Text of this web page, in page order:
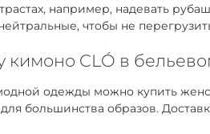
например, надевать
чтобы не
кимоно CLÓ в
одежды можно купить
большинства образов.